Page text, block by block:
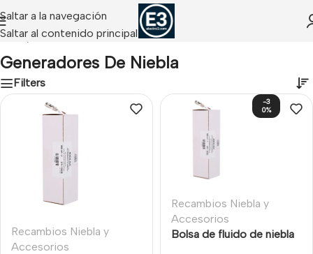
Saltar a la navegación
Saltar al contenido principal
Inicio/ Generadores de Niebla
Generadores De Niebla
Filters
Recambios Niebla y
Accesorios
-3
0%
Recambios Niebla y
Accesorios
Bolsa de fluido de niebla